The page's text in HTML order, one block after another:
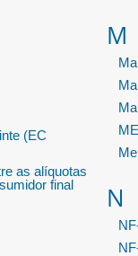
(EC
as alíquotas
final
M
N